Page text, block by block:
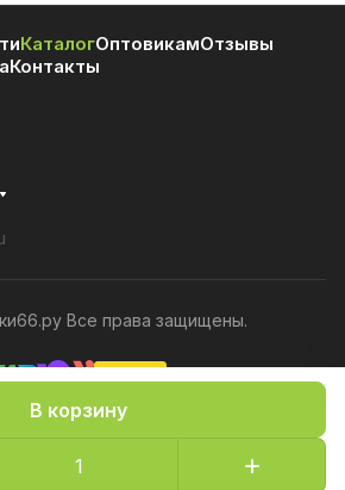
В корзину
КаталогОптовикамОтзывы
Контакты
Все права защищены.